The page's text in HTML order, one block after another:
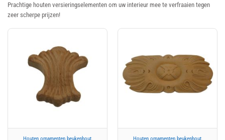
Prachtige houten versieringselementen om uw interieur mee te verfraaien tegen
zeer scherpe prijzen!